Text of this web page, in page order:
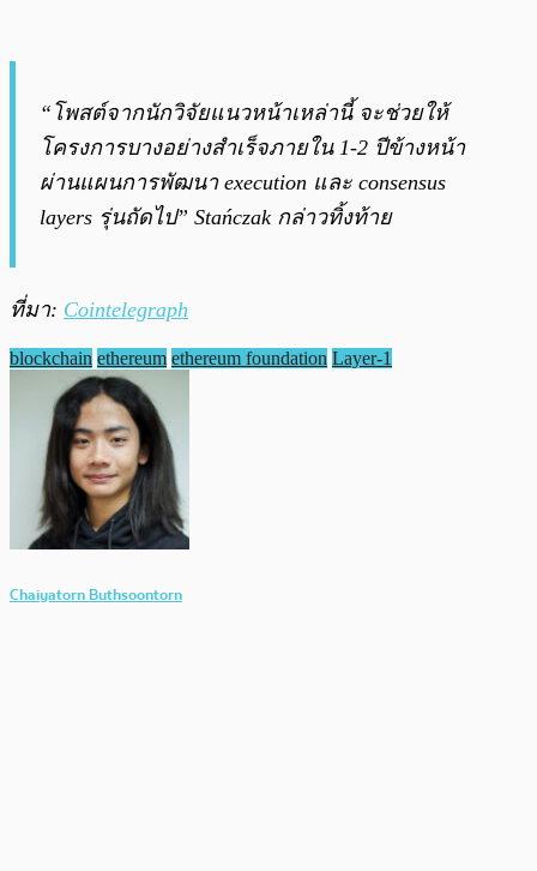
“โพสต์จากนักวิจัยแนวหน้าเหล่านี้ จะช่วยให้
โครงการบางอย่างสำเร็จภายใน 1-2 ปีข้างหน้า
ผ่านแผนการพัฒนา execution และ consensus
layers รุ่นถัดไป” Stańczak กล่าวทิ้งท้าย
ที่มา: Cointelegraph
blockchain ethereum ethereum foundation Layer-1
Chaiyatorn Buthsoontorn